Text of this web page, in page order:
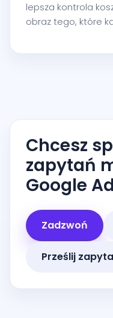
lepsza kontrola
obraz tego, które
Chcesz
zapytań
Google
Zadzwoń
Prześlij